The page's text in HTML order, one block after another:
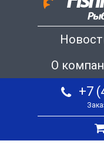
О
+7